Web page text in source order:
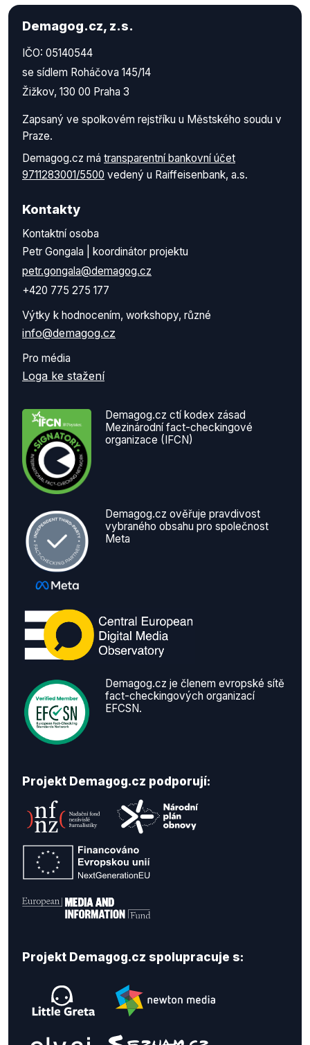
Demagog.cz, z.s.
IČO: 05140544
se sídlem Roháčova 145/14
Žižkov, 130 00 Praha 3
Zapsaný ve spolkovém rejstříku u Městského soudu v
Praze.
Demagog.cz má transparentní bankovní účet
9711283001/5500 vedený u Raiffeisenbank, a.s.
Kontakty
Kontaktní osoba
Petr Gongala | koordinátor projektu
petr.gongala@demagog.cz
+420 775 275 177
Výtky k hodnocením, workshopy, různé
info@demagog.cz
Pro média
Loga ke stažení
Demagog.cz ctí kodex zásad
Mezinárodní fact-checkingové
organizace (IFCN)
Demagog.cz ověřuje pravdivost
vybraného obsahu pro společnost
Meta
Demagog.cz je členem evropské sítě
fact-checkingových organizací
EFCSN.
Projekt Demagog.cz podporují:
Projekt Demagog.cz spolupracuje s: